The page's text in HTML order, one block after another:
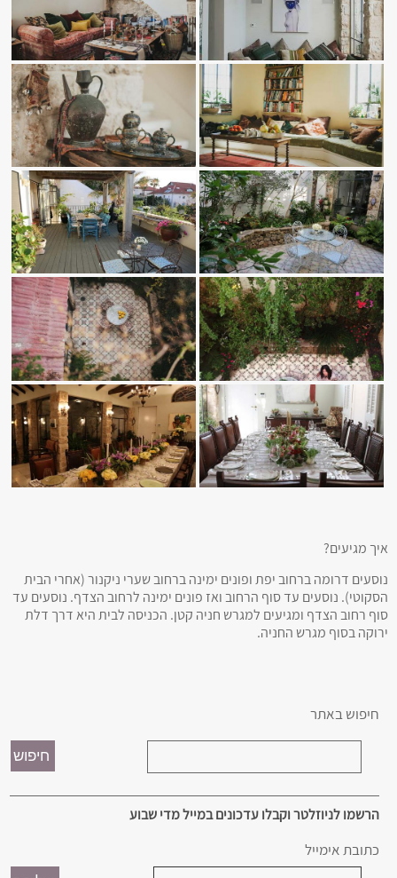
איך מגיעים?
נוסעים דרומה ברחוב יפת ופונים ימינה ברחוב שערי ניקנור (אחרי הבית
הסקוטי). נוסעים עד סוף הרחוב ואז פונים ימינה לרחוב הצדף. נוסעים עד
סוף רחוב הצדף ומגיעים למגרש חניה קטן. הכניסה לבית היא דרך דלת
ירוקה בסוף מגרש החניה.
חיפוש באתר
הרשמו לניוזלטר וקבלו עדכונים במייל מדי שבוע
כתובת אימייל